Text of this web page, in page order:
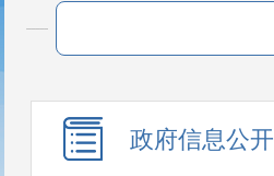
政府信息公开